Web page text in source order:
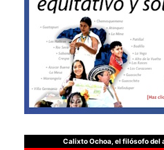
Calixto Ochoa, el filósofo del